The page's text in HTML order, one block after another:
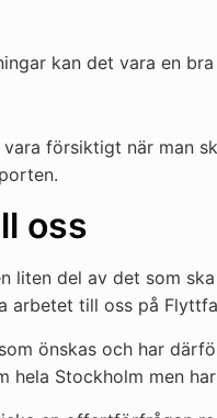
kan det vara en
försiktigt när man
oss
liten del av det som
arbetet till oss på
önskas och har
hela Stockholm men